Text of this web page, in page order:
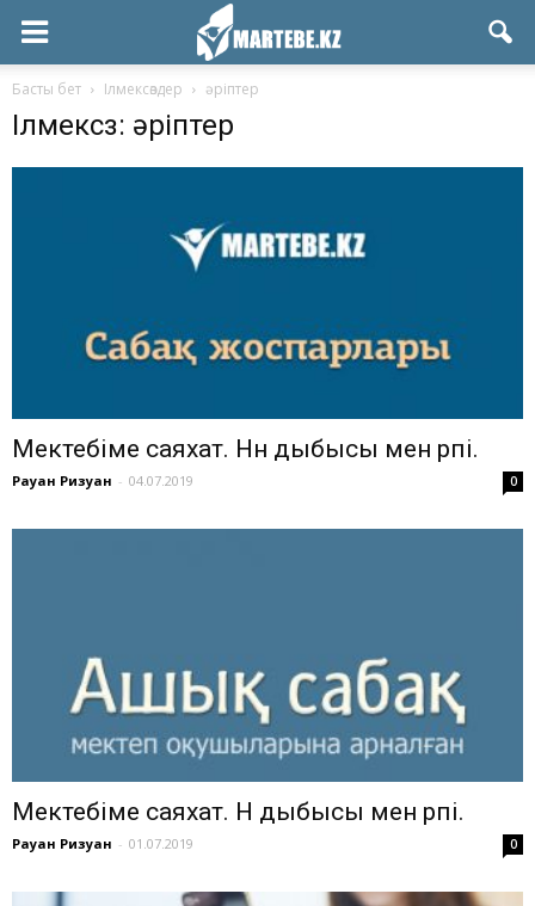
Басты бет Ілмексөздер әріптер
Ілмексөз: әріптер
Мектебіме саяхат. Нн дыбысы мен әрпі.
Рауан Ризуан - 04.07.2019 0
Мектебіме саяхат. Н дыбысы мен әрпі.
Рауан Ризуан - 01.07.2019 0